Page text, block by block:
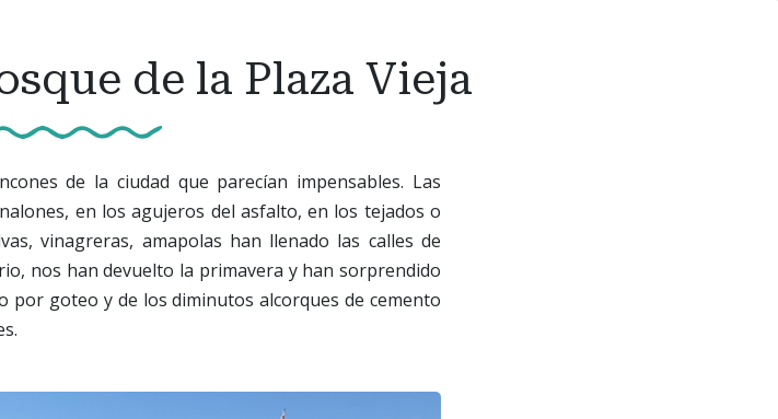
de la Plaza Vieja
de la ciudad que parecían impensables. Las
en los agujeros del asfalto, en los tejados o
vinagreras, amapolas han llenado las calles de
nos han devuelto la primavera y han sorprendido
por goteo y de los diminutos alcorques de cemento